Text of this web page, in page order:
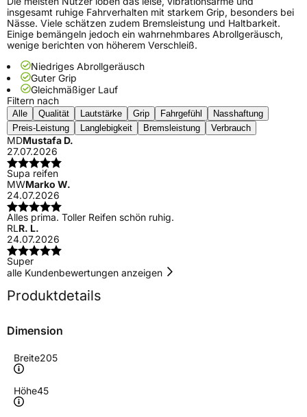
insgesamt ruhige Fahrverhalten mit starkem Grip, besonders bei
Nässe. Viele schätzen zudem Bremsleistung und Haltbarkeit.
Einige bemängeln jedoch ein wahrnehmbares Abrollgeräusch,
wenige berichten von höherem Verschleiß.
Niedriges Abrollgeräusch
Guter Grip
Gleichmäßiger Lauf
Filtern nach
Alle Qualität Lautstärke Grip Fahrgefühl
Nasshaftung
Preis-Leistung
Langlebigkeit Bremsleistung Verbrauch
MDMustafa D.
27.07.2026
Supa reifen
MWMarko W.
24.07.2026
Alles prima. Toller Reifen schön ruhig.
RLR. L.
24.07.2026
Super
alle Kundenbewertungen anzeigen
Produktdetails
Dimension
Breite205
Höhe45